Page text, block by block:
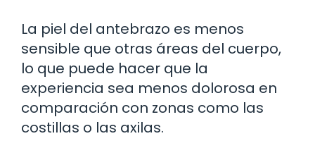
La piel del antebrazo es menos
sensible que otras áreas del cuerpo,
lo que puede hacer que la
experiencia sea menos dolorosa en
comparación con zonas como las
costillas o las axilas.